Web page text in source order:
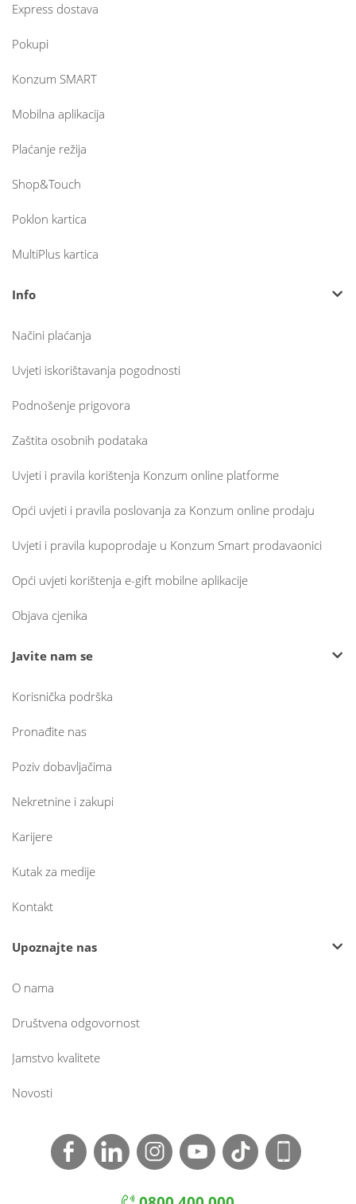
Express dostava
Pokupi
Konzum SMART
Mobilna aplikacija
Plaćanje režija
Shop&Touch
Poklon kartica
MultiPlus kartica
Info
Načini plaćanja
Uvjeti iskorištavanja pogodnosti
Podnošenje prigovora
Zaštita osobnih podataka
Uvjeti i pravila korištenja Konzum online platforme
Opći uvjeti i pravila poslovanja za Konzum online prodaju
Uvjeti i pravila kupoprodaje u Konzum Smart prodavaonici
Opći uvjeti korištenja e-gift mobilne aplikacije
Objava cjenika
Javite nam se
Korisnička podrška
Pronađite nas
Poziv dobavljačima
Nekretnine i zakupi
Karijere
Kutak za medije
Kontakt
Upoznajte nas
O nama
Društvena odgovornost
Jamstvo kvalitete
Novosti